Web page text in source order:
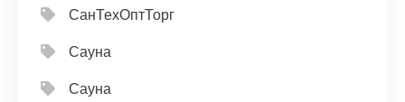
СанТехОптТорг
Сауна
Сауна